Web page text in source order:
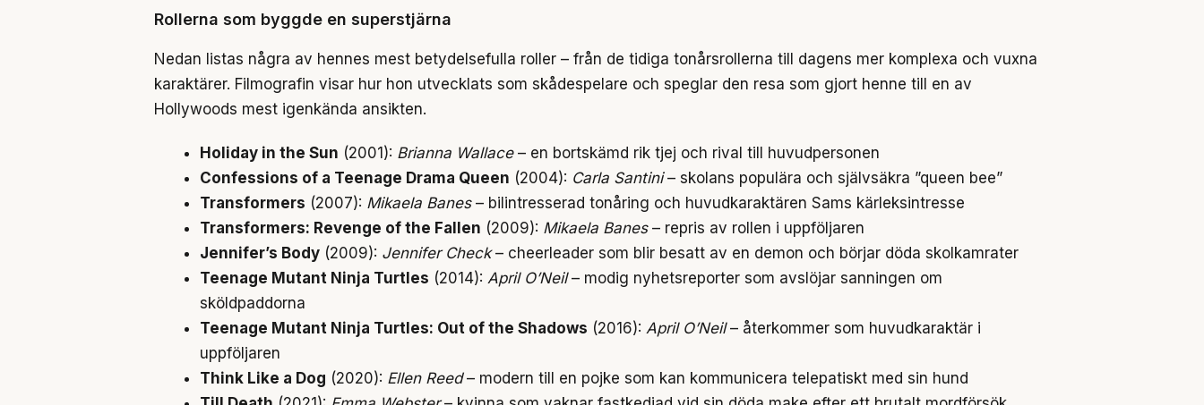
Rollerna som byggde en superstjärna
Nedan listas några av hennes mest betydelsefulla roller – från de tidiga tonårsrollerna till dagens mer komplexa och vuxna
karaktärer. Filmografin visar hur hon utvecklats som skådespelare och speglar den resa som gjort henne till en av
Hollywoods mest igenkända ansikten.
Holiday in the Sun (2001): Brianna Wallace– en bortskämd rik tjej och rival till huvudpersonen
Confessions of a Teenage Drama Queen (2004): Carla Santini– skolans populära och självsäkra ”queen bee”
Transformers (2007): Mikaela Banes– bilintresserad tonåring och huvudkaraktären Sams kärleksintresse
Transformers: Revenge of the Fallen (2009): Mikaela Banes– repris av rollen i uppföljaren
Jennifer’s Body (2009): Jennifer Check– cheerleader som blir besatt av en demon och börjar döda skolkamrater
Teenage Mutant Ninja Turtles (2014): April O’Neil– modig nyhetsreporter som avslöjar sanningen om
sköldpaddorna
Teenage Mutant Ninja Turtles: Out of the Shadows (2016): April O’Neil– återkommer som huvudkaraktär i
uppföljaren
Think Like a Dog (2020): Ellen Reed– modern till en pojke som kan kommunicera telepatiskt med sin hund